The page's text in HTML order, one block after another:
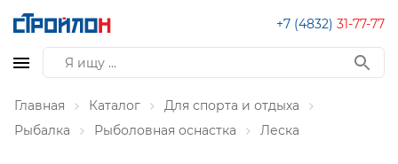
+7 (4832) 31-77-77
Главная Каталог
Для спорта и отдыха
Рыбалка
Рыболовная оснастка Леска